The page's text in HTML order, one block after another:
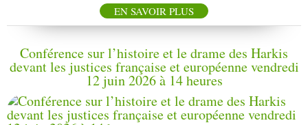
EN SAVOIR PLUS
Conférence sur l’histoire et le drame des Harkis
devant les justices française et européenne vendredi
12 juin 2026 à 14 heures